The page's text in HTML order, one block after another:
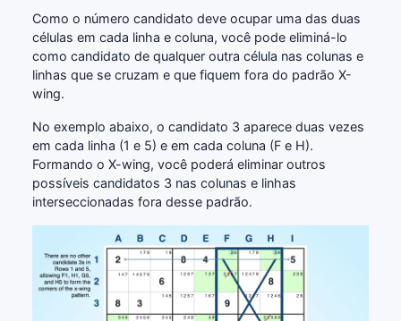
Como o número candidato deve ocupar uma das duas
células em cada linha e coluna, você pode eliminá-lo
como candidato de qualquer outra célula nas colunas e
linhas que se cruzam e que fiquem fora do padrão X-
wing.
No exemplo abaixo, o candidato 3 aparece duas vezes
em cada linha (1 e 5) e em cada coluna (F e H).
Formando o X-wing, você poderá eliminar outros
possíveis candidatos 3 nas colunas e linhas
interseccionadas fora desse padrão.